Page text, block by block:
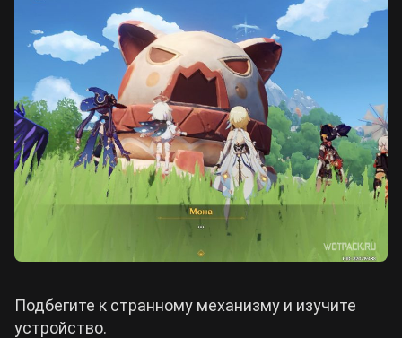
Подбегите к странному механизму и изучите
устройство.